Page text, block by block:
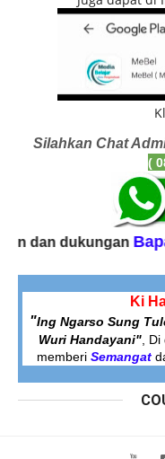
Silahkan Chat
(
dukunganBapak
Ki
"Ing Ngarso Sung
Wuri Handayani" ,
memberi Semangat